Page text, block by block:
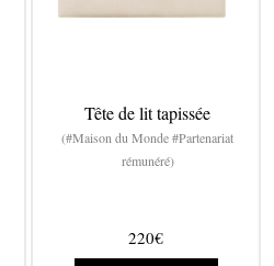
Tête de lit tapissée
(#Maison du Monde #Partenariat
rémunéré)
220€